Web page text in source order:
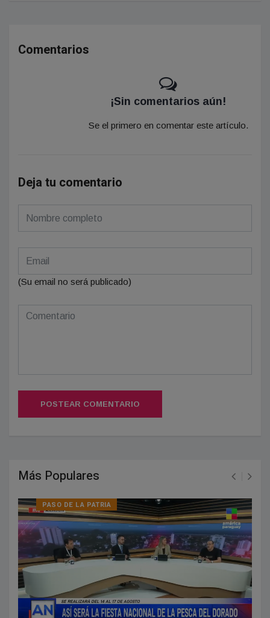
Comentarios
¡Sin comentarios aún!
Se el primero en comentar este artículo.
Deja tu comentario
(Su email no será publicado)
POSTEAR COMENTARIO
Más Populares
PASO DE LA PATRIA